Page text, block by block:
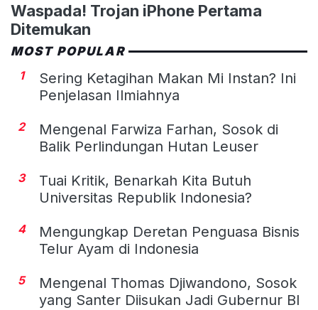
Waspada! Trojan iPhone Pertama
Ditemukan
MOST POPULAR
1
Sering Ketagihan Makan Mi Instan? Ini
Penjelasan Ilmiahnya
2
Mengenal Farwiza Farhan, Sosok di
Balik Perlindungan Hutan Leuser
3
Tuai Kritik, Benarkah Kita Butuh
Universitas Republik Indonesia?
4
Mengungkap Deretan Penguasa Bisnis
Telur Ayam di Indonesia
5
Mengenal Thomas Djiwandono, Sosok
yang Santer Diisukan Jadi Gubernur BI